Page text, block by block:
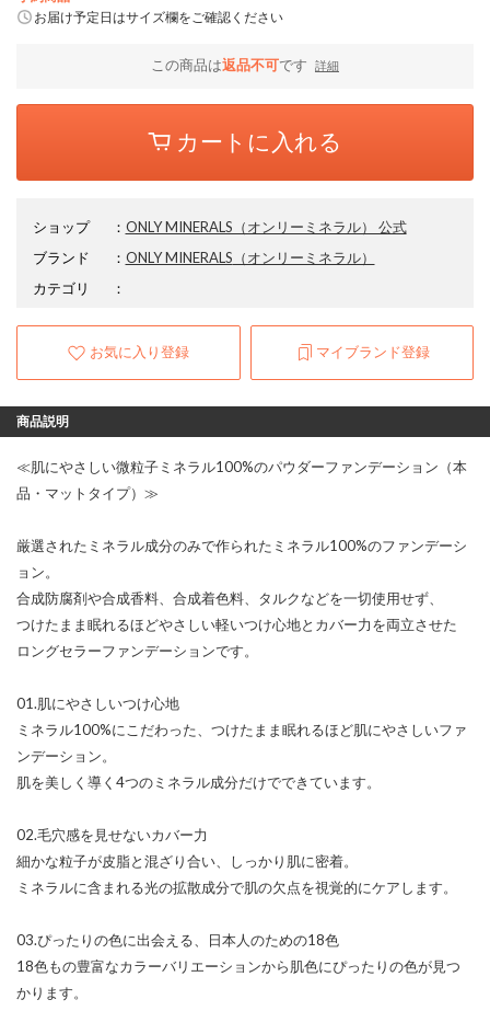
お届け予定日はサイズ欄をご確認ください
この商品は返品不可です 詳細
カートに入れる
ショップ ： ONLY MINERALS（オンリーミネラル） 公式
ブランド
： ONLY MINERALS （オンリーミネラル）
カテゴリ
：
お気に入り登録 マイブランド登録
商品説明
≪肌にやさしい微粒子ミネラル100%のパウダーファンデーション（本
品・マットタイプ）≫
厳選されたミネラル成分のみで作られたミネラル100%のファンデーシ
ョン。
合成防腐剤や合成香料、合成着色料、タルクなどを一切使用せず、
つけたまま眠れるほどやさしい軽いつけ心地とカバー力を両立させた
ロングセラーファンデーションです。
01.肌にやさしいつけ心地
ミネラル100%にこだわった、つけたまま眠れるほど肌にやさしいファ
ンデーション。
肌を美しく導く4つのミネラル成分だけでできています。
02.毛穴感を見せないカバー力
細かな粒子が皮脂と混ざり合い、しっかり肌に密着。
ミネラルに含まれる光の拡散成分で肌の欠点を視覚的にケアします。
03.ぴったりの色に出会える、日本人のための18色
18色もの豊富なカラーバリエーションから肌色にぴったりの色が見つ
かります。